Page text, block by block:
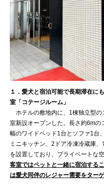
１．愛犬と宿泊可能で長期滞在に
室「コテージルーム」
ホテルの敷地内に、1棟独立型の
室新設オープンした。長さ約6m
幅のワイドベッド1台とソファ1台
ミニキッチン、2ドア冷凍冷蔵庫
を設置しており、プライベートな
客室ではペットと一緒に宿泊する
は愛犬同伴のレジャー需要をター